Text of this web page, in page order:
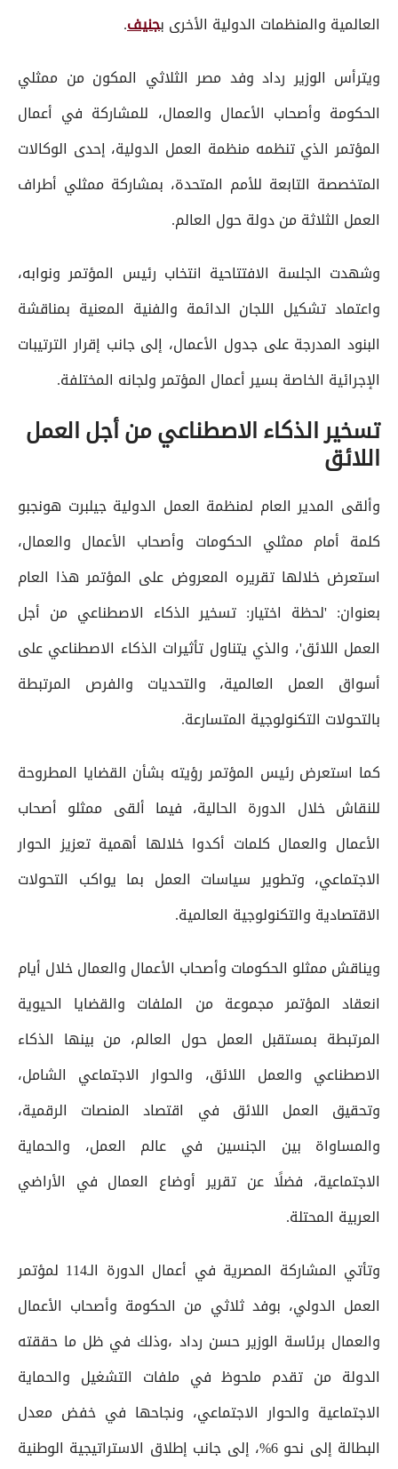
العالمية والمنظمات الدولية الأخرى بجنيف.
ويترأس الوزير رداد وفد مصر الثلاثي المكون من ممثلي
الحكومة وأصحاب الأعمال والعمال، للمشاركة في أعمال
المؤتمر الذي تنظمه منظمة العمل الدولية، إحدى الوكالات
المتخصصة التابعة للأمم المتحدة، بمشاركة ممثلي أطراف
العمل الثلاثة من دولة حول العالم.
وشهدت الجلسة الافتتاحية انتخاب رئيس المؤتمر ونوابه،
واعتماد تشكيل اللجان الدائمة والفنية المعنية بمناقشة
البنود المدرجة على جدول الأعمال، إلى جانب إقرار الترتيبات
الإجرائية الخاصة بسير أعمال المؤتمر ولجانه المختلفة.
تسخير الذكاء الاصطناعي من أجل العمل
اللائق
وألقى المدير العام لمنظمة العمل الدولية جيلبرت هونجبو
كلمة أمام ممثلي الحكومات وأصحاب الأعمال والعمال،
استعرض خلالها تقريره المعروض على المؤتمر هذا العام
بعنوان: 'لحظة اختيار: تسخير الذكاء الاصطناعي من أجل
العمل اللائق'، والذي يتناول تأثيرات الذكاء الاصطناعي على
أسواق العمل العالمية، والتحديات والفرص المرتبطة
بالتحولات التكنولوجية المتسارعة.
كما استعرض رئيس المؤتمر رؤيته بشأن القضايا المطروحة
للنقاش خلال الدورة الحالية، فيما ألقى ممثلو أصحاب
الأعمال والعمال كلمات أكدوا خلالها أهمية تعزيز الحوار
الاجتماعي، وتطوير سياسات العمل بما يواكب التحولات
الاقتصادية والتكنولوجية العالمية.
ويناقش ممثلو الحكومات وأصحاب الأعمال والعمال خلال أيام
انعقاد المؤتمر مجموعة من الملفات والقضايا الحيوية
المرتبطة بمستقبل العمل حول العالم، من بينها الذكاء
الاصطناعي والعمل اللائق، والحوار الاجتماعي الشامل،
وتحقيق العمل اللائق في اقتصاد المنصات الرقمية،
والمساواة بين الجنسين في عالم العمل، والحماية
الاجتماعية، فضلًا عن تقرير أوضاع العمال في الأراضي
العربية المحتلة.
وتأتي المشاركة المصرية في أعمال الدورة الـ114 لمؤتمر
العمل الدولي، بوفد ثلاثي من الحكومة وأصحاب الأعمال
والعمال برئاسة الوزير حسن رداد ،وذلك في ظل ما حققته
الدولة من تقدم ملحوظ في ملفات التشغيل والحماية
الاجتماعية والحوار الاجتماعي، ونجاحها في خفض معدل
البطالة إلى نحو 6%، إلى جانب إطلاق الاستراتيجية الوطنية